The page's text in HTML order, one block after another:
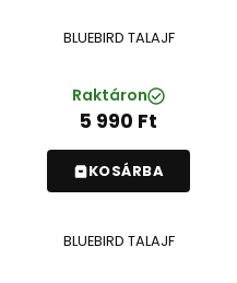
BLUEBIRD TALAJF
Raktáron
5 990 Ft
KOSÁRBA
BLUEBIRD TALAJF